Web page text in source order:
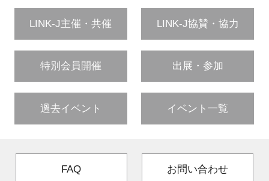
LINK-J主催・共催 LINK-J協賛・協力
特別会員開催 出展・参加
過去イベント イベント一覧
FAQ お問い合わせ